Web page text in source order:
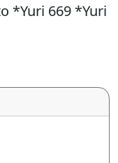
*Yuri 669 *Yuri